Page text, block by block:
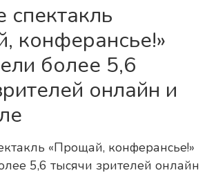
спектакль
конферансье!»
более 5,6
онлайн и